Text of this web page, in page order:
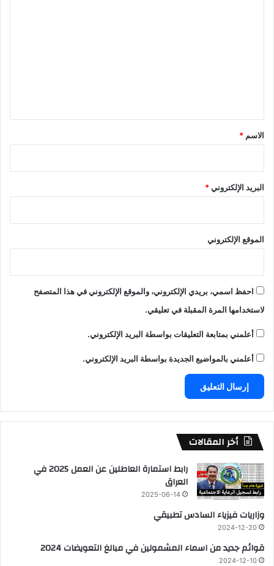
*
الاسم *
البريد الإلكتروني*
الموقع الإلكتروني
احفظ اسمي، بريدي الإلكتروني، والموقع الإلكتروني في هذا المتصفح
لاستخدامها المرة المقبلة في تعليقي.
أعلمني بمتابعة التعليقات بواسطة البريد الإلكتروني.
أعلمني بالمواضيع الجديدة بواسطة البريد الإلكتروني.
أخر المقالات
رابط استمارة العاطلين عن العمل 2025 في
العراق
2025-06-14
وزاريات فيزياء السادس تطبيقي
2024-12-20
قوائم جديد من اسماء المشمولين في مبالغ التعويضات 2024
2024-12-10